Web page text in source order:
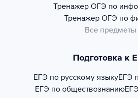
Тренажер ОГЭ по
Тренажер ОГЭ по
Все предметы
Подготовка к
ЕГЭ по русскому языкуЕГЭ
ЕГЭ по обществознанию